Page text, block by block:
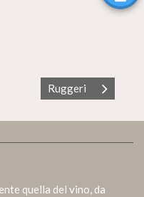
Ruggeri
quella del vino, da